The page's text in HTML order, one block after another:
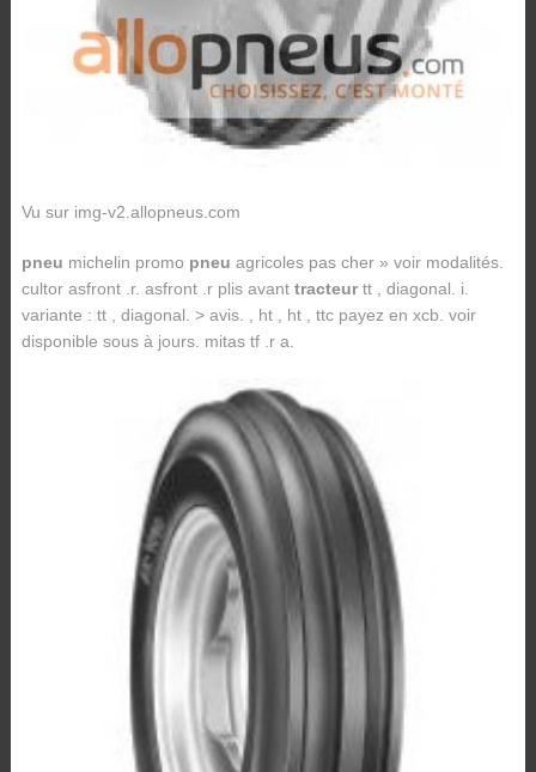
Vu sur img-v2.allopneus.com
pneu michelin promo pneu agricoles pas cher » voir modalités.
cultor asfront .r. asfront .r plis avant tracteurtt , diagonal. i.
variante : tt , diagonal. > avis. , ht , ht , ttc payez en xcb. voir
disponible sous à jours. mitas tf .r a.